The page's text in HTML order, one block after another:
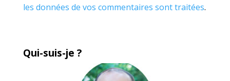
les données de vos commentaires sont traitées.
Qui-suis-je ?